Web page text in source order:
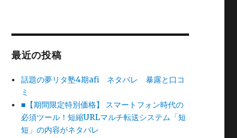
最近の投稿
話題の夢リタ塾4期afi ネタバレ 暴露と口コ
ミ
■【期間限定特別価格】 スマートフォン時代の
必須ツール！短縮URLマルチ転送システム「短
短」の内容がネタバレ